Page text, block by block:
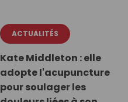
ACTUALITÉS
Kate Middleton : elle
adopte l'acupuncture
pour soulager les